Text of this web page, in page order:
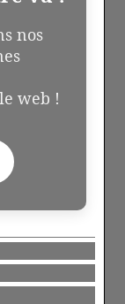
nos
web !